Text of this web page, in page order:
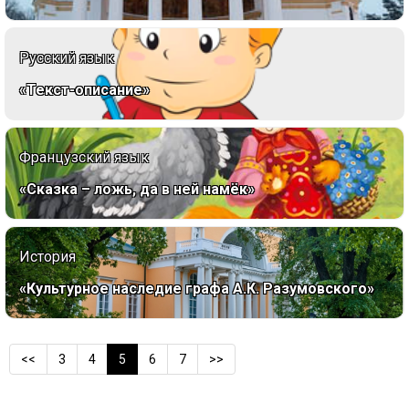
Русский язык
«Текст-описание»
Французский язык
«Сказка – ложь, да в ней намёк»
История
«Культурное наследие графа А.К. Разумовского»
<< 3 4 5 6 7 >>